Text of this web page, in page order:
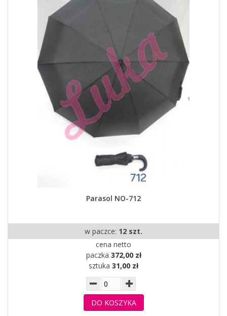
Parasol NO-712
w paczce: 12 szt.
cena netto
paczka 372,00 zł
sztuka 31,00 zł
DO KOSZYKA